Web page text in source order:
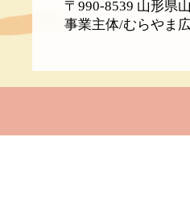
〒990-8539 山形県
事業主体/むらやま